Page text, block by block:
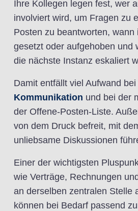
Ihre Kollegen legen fest, wer
involviert wird, um Fragen zu
Posten zu beantworten, wann
gesetzt oder aufgehoben und
die nächste Instanz eskaliert
Damit entfällt viel Aufwand bei
Kommunikation und bei der
der Offene-Posten-Liste.
von dem Druck befreit, mit
unliebsame Diskussionen
Einer der wichtigsten
wie Verträge, Rechnungen
an derselben zentralen Stelle
können bei Bedarf passend